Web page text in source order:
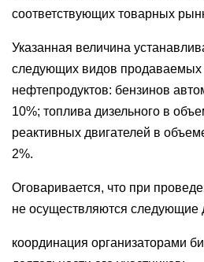
соответствующих товарных
Указанная величина
следующих видов продаваемых
нефтепродуктов: бензинов
10%; топлива дизельного в
реактивных двигателей в
2%.
Оговаривается, что при
не осуществляются следующие
координация организаторами